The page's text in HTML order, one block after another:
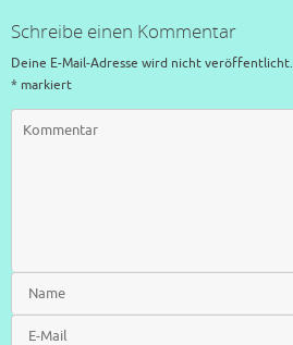
Schreibe einen Kommentar
Deine E-Mail-Adresse wird nicht veröffentlicht.
* markiert